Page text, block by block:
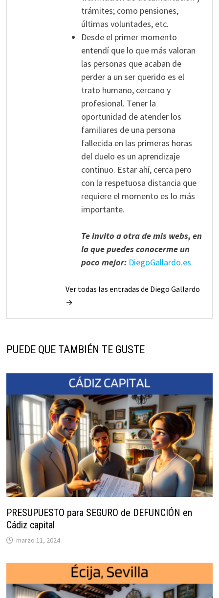
trámites; como pensiones,
últimas voluntades, etc.
Desde el primer momento
entendí que lo que más valoran
las personas que acaban de
perder a un ser querido es el
trato humano, cercano y
profesional. Tener la
oportunidad de atender los
familiares de una persona
fallecida en las primeras horas
del duelo es un aprendizaje
continuo. Estar ahí, cerca pero
con la respetuosa distancia que
requiere el momento es lo más
importante.
Te invito a otra de mis webs, en
la que puedes conocerme un
poco mejor: DiegoGallardo.es
Ver todas las entradas de Diego Gallardo
→
PUEDE QUE TAMBIÉN TE GUSTE
PRESUPUESTO para SEGURO de DEFUNCIÓN en
Cádiz capital
marzo 11, 2024